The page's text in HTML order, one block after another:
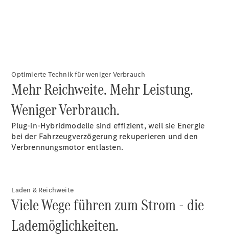
Optimierte Technik für weniger Verbrauch
Mehr Reichweite. Mehr Leistung.
Weniger Verbrauch.
Plug-in-Hybridmodelle sind effizient, weil sie Energie
bei der Fahrzeugverzögerung rekuperieren und den
Verbrennungsmotor entlasten.
Laden & Reichweite
Viele Wege führen zum Strom - die
Lademöglichkeiten.